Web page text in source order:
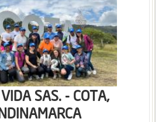
SAS. - COTA,